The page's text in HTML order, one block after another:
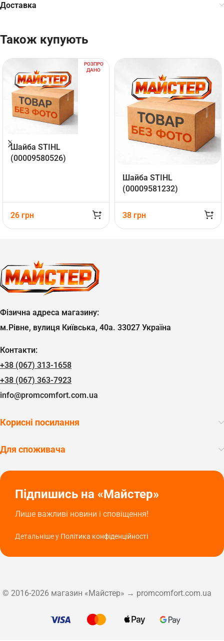
Доставка
Також купують
РОЗПРО
ДАНО
Шайба STIHL
(00009580526)
26 грн
Шайба STIHL
(00009581232)
38 грн
Фізична адреса магазину:
м.Рівне, вулиця Київська, 40а. 33027 Україна
Контакти:
+38 (067) 313-1658
+38 (067) 363-7923
info@promcomfort.com.ua
Корисні посилання
Для споживача
Підпишись на «Майстер»
Лише важливі новини і сповіщення!
Детальніше у Політика конфіденційності
© 2016-2026 магазин «Майстер» → promcomfort.com.ua